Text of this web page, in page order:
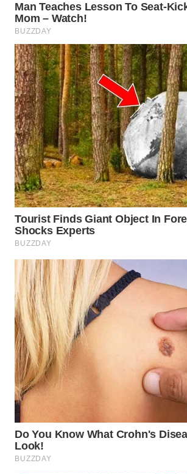
WN
KARO
WN
SIMALUNGUN
WN
LABUHANBATU
WN
TAPANULI
TENGAH
WN DELI
SERDANG
WN
TEBING
TINGGI
WN
PAKPAK
WN
KARAWANG
WN
WN
BOGOR